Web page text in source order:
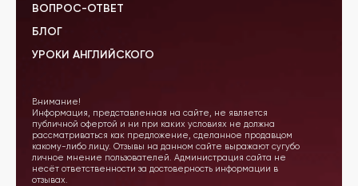
ВОПРОС-ОТВЕТ
БЛОГ
УРОКИ АНГЛИЙСКОГО
Внимание!
Информация, представленная на сайте, не является
публичной офертой и ни при каких условиях не должна
рассматриваться как предложение, сделанное продавцом
какому-либо лицу. Отзывы на данном сайте выражают сугубо
личное мнение пользователей. Администрация сайта не
несёт ответственности за достоверность информации в
отзывах.